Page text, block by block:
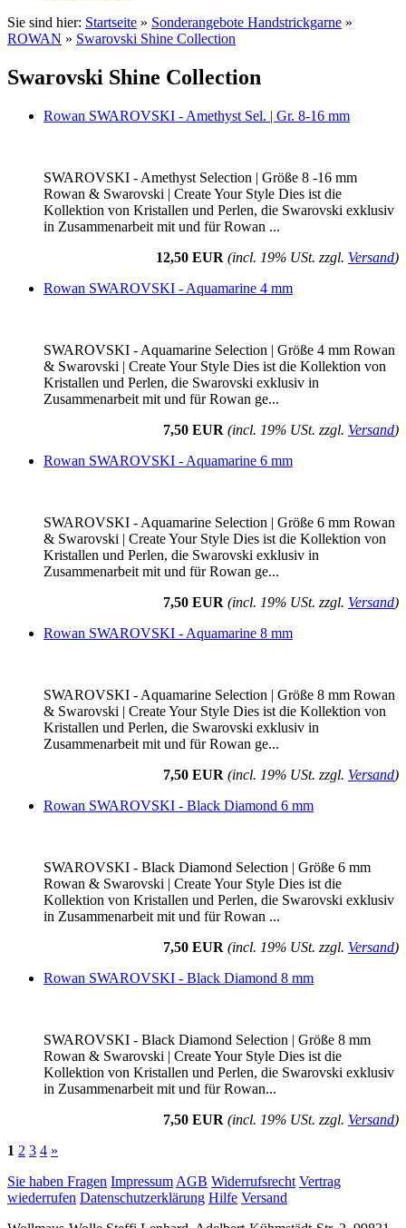
Sie sind hier: Startseite » Sonderangebote Handstrickgarne »
ROWAN » Swarovski Shine Collection
Swarovski Shine Collection
Rowan SWAROVSKI - Amethyst Sel. | Gr. 8-16 mm
SWAROVSKI - Amethyst Selection | Größe 8 -16 mm
Rowan & Swarovski | Create Your Style Dies ist die
Kollektion von Kristallen und Perlen, die Swarovski exklusiv
in Zusammenarbeit mit und für Rowan ...
12,50 EUR (incl. 19% USt. zzgl. Versand)
Rowan SWAROVSKI - Aquamarine 4 mm
SWAROVSKI - Aquamarine Selection | Größe 4 mm Rowan
& Swarovski | Create Your Style Dies ist die Kollektion von
Kristallen und Perlen, die Swarovski exklusiv in
Zusammenarbeit mit und für Rowan ge...
7,50 EUR (incl. 19% USt. zzgl. Versand)
Rowan SWAROVSKI - Aquamarine 6 mm
SWAROVSKI - Aquamarine Selection | Größe 6 mm Rowan
& Swarovski | Create Your Style Dies ist die Kollektion von
Kristallen und Perlen, die Swarovski exklusiv in
Zusammenarbeit mit und für Rowan ge...
7,50 EUR (incl. 19% USt. zzgl. Versand)
Rowan SWAROVSKI - Aquamarine 8 mm
SWAROVSKI - Aquamarine Selection | Größe 8 mm Rowan
& Swarovski | Create Your Style Dies ist die Kollektion von
Kristallen und Perlen, die Swarovski exklusiv in
Zusammenarbeit mit und für Rowan ge...
7,50 EUR (incl. 19% USt. zzgl. Versand)
Rowan SWAROVSKI - Black Diamond 6 mm
SWAROVSKI - Black Diamond Selection | Größe 6 mm
Rowan & Swarovski | Create Your Style Dies ist die
Kollektion von Kristallen und Perlen, die Swarovski exklusiv
in Zusammenarbeit mit und für Rowan ...
7,50 EUR (incl. 19% USt. zzgl. Versand)
Rowan SWAROVSKI - Black Diamond 8 mm
SWAROVSKI - Black Diamond Selection | Größe 8 mm
Rowan & Swarovski | Create Your Style Dies ist die
Kollektion von Kristallen und Perlen, die Swarovski exklusiv
in Zusammenarbeit mit und für Rowan...
7,50 EUR (incl. 19% USt. zzgl. Versand)
1 2 3 4 »
Sie haben Fragen Impressum AGB Widerrufsrecht Vertrag
wiederrufen Datenschutzerklärung Hilfe Versand